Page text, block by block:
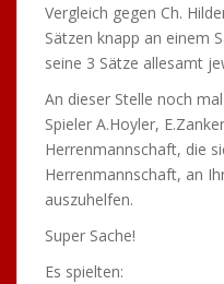
Vergleich gegen Ch.
Sätzen knapp an einem
seine 3 Sätze allesamt
An dieser Stelle noch mal
Spieler A.Hoyler,
Herrenmannschaft, die
Herrenmannschaft, an
auszuhelfen.
Super Sache!
Es spielten: